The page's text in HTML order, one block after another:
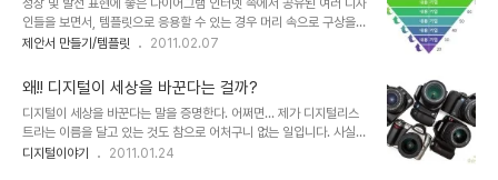
플릿을 통해 더 새롭고 멋진 다이어그램을 만셨다면, 부디 좋으신 마음
으로 다시 다른 분들과 공유를 하실 수 있다면 정말로 좋겠습니다. 제
생각인데요, 세상이 어지럽고 힘든 이유는 단절을 원하는 악의 헤게모
고 그것이 반복적으로 파생되면서 연쇄 ..
성장 및 발전 표현에 좋은 다이어그램 인터넷 속에서 공유된 여러 디자
인들을 보면서, 템플릿으로 응용할 수 있는 경우 머리 속으로 구상을
하곤 합니다. 많은 템플릿들이 그렇게 만들어졌고, 그 순환의 연속으로
템플릿 37번째 공유를 합니다. 때론 어느 분의 경우 출처도 밝히지 않
은 채 제가 블로그에 올린 글과 내용을 고스란히 가져가시는 경우도 몇
번인가 우연히 보게 되었습니다. 마음이 좋지는 않았지만, 그래도 그냥
좋은 마음으로 도움이 되셨으려니... 하는 마음을 갖기도 합니다. 하지
만, 이런 분들로 인해 오픈소스의 순수함과 사회적 변화에 흠집이 되고
제안서 만들기/템플릿 2011.02.07
왜!! 디지털이 세상을 바꾼다는 걸까?
디지털이 세상을 바꾼다는 말을 증명한다. 어쩌면... 제가 디지털리스
트라는 이름을 달고 있는 것도 참으로 어처구니 없는 일입니다. 사실,
그렇게 디지털적이지도 않은데 이런 이름을... -.-; 변명을 하자면, 그
디지털이야기 2011.01.24